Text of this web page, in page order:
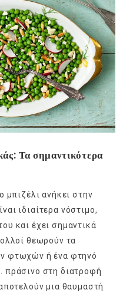
Τα σημαντικότερα
μπιζέλι ανήκει στην
ιδιαίτερα νόστιμο,
και έχει σημαντικά
θεωρούν τα
φτωχών ή ένα φτηνό
πράσινο στη διατροφή
μια θαυμαστή